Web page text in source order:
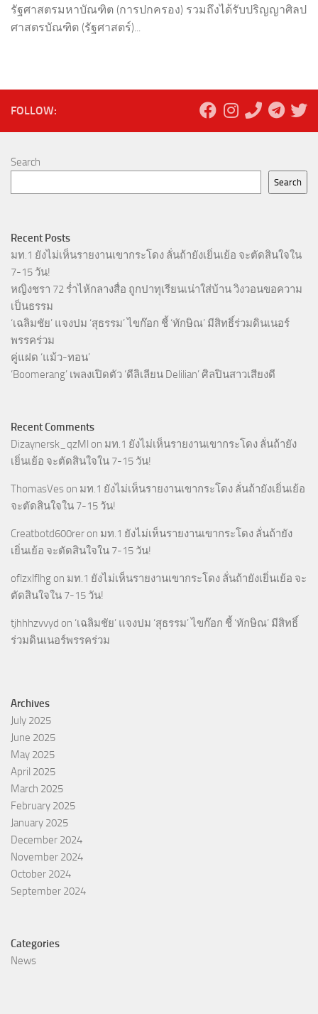
รัฐศาสตรมหาบัณฑิต (การปกครอง) รวมถึงได้รับปริญญาศิลป
ศาสตรบัณฑิต (รัฐศาสตร์)...
FOLLOW:
Search
Search
Recent Posts
มท.1 ยังไม่เห็นรายงานเขากระโดง ลั่นถ้ายังเยิ่นเย้อ จะตัดสินใจใน
7-15 วัน!
หญิงชรา 72 ร่ำไห้กลางสื่อ ถูกปาทุเรียนเน่าใส่บ้าน วิงวอนขอความ
เป็นธรรม
‘เฉลิมชัย’ แจงปม ‘สุธรรม’ ไขก๊อก ชี้ ‘ทักษิณ’ มีสิทธิ์ร่วมดินเนอร์
พรรคร่วม
คู่แฝด ‘แม้ว-ทอน’
‘Boomerang’ เพลงเปิดตัว ‘ดีลิเลียน Delilian’ ศิลปินสาวเสียงดี
Recent Comments
Dizaynersk_qzMl on มท.1 ยังไม่เห็นรายงานเขากระโดง ลั่นถ้ายัง
เยิ่นเย้อ จะตัดสินใจใน 7-15 วัน!
ThomasVes on มท.1 ยังไม่เห็นรายงานเขากระโดง ลั่นถ้ายังเยิ่นเย้อ
จะตัดสินใจใน 7-15 วัน!
Creatbotd600rer on มท.1 ยังไม่เห็นรายงานเขากระโดง ลั่นถ้ายัง
เยิ่นเย้อ จะตัดสินใจใน 7-15 วัน!
oflzxlflhg on มท.1 ยังไม่เห็นรายงานเขากระโดง ลั่นถ้ายังเยิ่นเย้อ จะ
ตัดสินใจใน 7-15 วัน!
tjhhhzvvyd on ‘เฉลิมชัย’ แจงปม ‘สุธรรม’ ไขก๊อก ชี้ ‘ทักษิณ’ มีสิทธิ์
ร่วมดินเนอร์พรรคร่วม
Archives
July 2025
June 2025
May 2025
April 2025
March 2025
February 2025
January 2025
December 2024
November 2024
October 2024
September 2024
Categories
News